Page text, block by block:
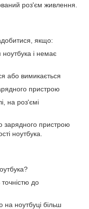
роз'єм живлення.
якщо:
і немає
або вимикається
пристрою
на роз'ємі
зарядного пристрою
ноутбука.
до
на ноутбуці більш